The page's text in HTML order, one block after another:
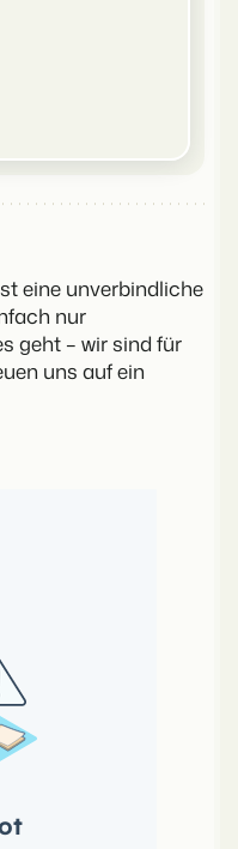
eine unverbindliche
nur
geht – wir sind für
uns auf ein